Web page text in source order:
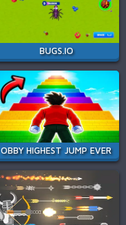
BUGS.IO
OBBY HIGHEST JUMP EVER